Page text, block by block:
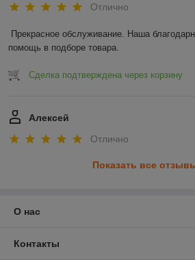
Отлично
Прекрасное обслуживание. Наша
помощь в подборе товара.
Сделка подтверждена через корзину
Алексей
Отлично
Показать все
О нас
Контакты